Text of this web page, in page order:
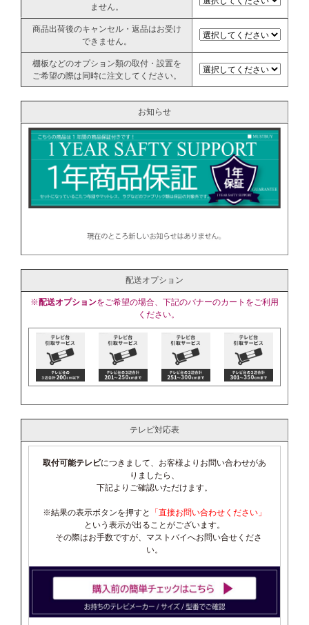
ません。
商品出荷後のキャンセル・返品はお受け
できません。
棚板などのオプション類の取付・設置を
ご希望の際は同時に注文してください。
お知らせ
配送オプション
※配送オプションをご希望の場合、下記のバナーのカートをご利用
ください。
テレビ対応表
取付可能テレビにつきまして、お客様よりお問い合わせがあ
りましたら、
下記よりご確認いただけます。
※結果の表示ボタンを押すと
「直接お問い合わせください」
という表示が出ることがございます。
その際はお手数ですが、マストバイへお問い合せくださ
い。